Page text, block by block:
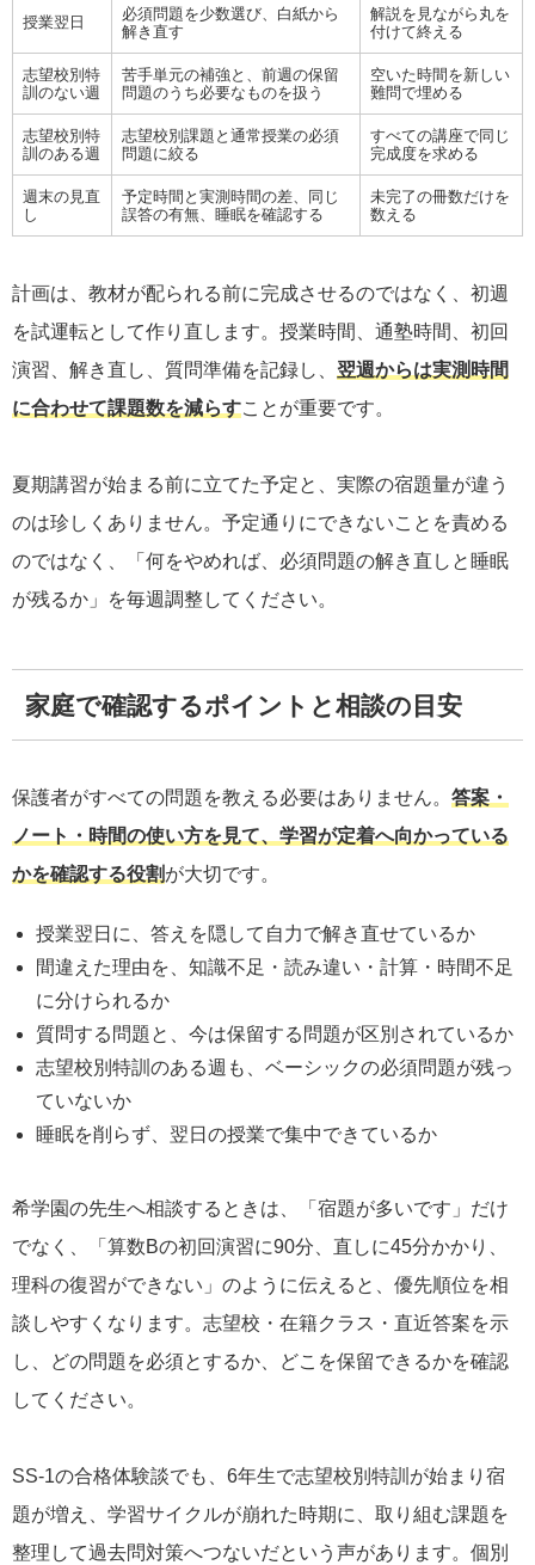
授業翌日
必須問題を少数選び、白紙から
解き直す
解説を見ながら丸を
付けて終える
志望校別特
訓のない週
苦手単元の補強と、前週の保留
問題のうち必要なものを扱う
空いた時間を新しい
難問で埋める
志望校別特
訓のある週
志望校別課題と通常授業の必須
問題に絞る
すべての講座で同じ
完成度を求める
週末の見直
し
予定時間と実測時間の差、同じ
誤答の有無、睡眠を確認する
未完了の冊数だけを
数える
計画は、教材が配られる前に完成させるのではなく、初週
を試運転として作り直します。授業時間、通塾時間、初回
演習、解き直し、質問準備を記録し、 翌週からは実測時間
に合わせて課題数を減らすことが重要です。
夏期講習が始まる前に立てた予定と、実際の宿題量が違う
のは珍しくありません。予定通りにできないことを責める
のではなく、「何をやめれば、必須問題の解き直しと睡眠
が残るか」を毎週調整してください。
家庭で確認するポイントと相談の目安
保護者がすべての問題を教える必要はありません。 答案・
ノート・時間の使い方を見て、学習が定着へ向かっている
かを確認する役割が大切です。
授業翌日に、答えを隠して自力で解き直せているか
間違えた理由を、知識不足・読み違い・計算・時間不足
に分けられるか
質問する問題と、今は保留する問題が区別されているか
志望校別特訓のある週も、ベーシックの必須問題が残っ
ていないか
睡眠を削らず、翌日の授業で集中できているか
希学園の先生へ相談するときは、「宿題が多いです」だけ
でなく、「算数Bの初回演習に90分、直しに45分かかり、
理科の復習ができない」のように伝えると、優先順位を相
談しやすくなります。志望校・在籍クラス・直近答案を示
し、どの問題を必須とするか、どこを保留できるかを確認
してください。
SS-1の合格体験談でも、6年生で志望校別特訓が始まり宿
題が増え、学習サイクルが崩れた時期に、取り組む課題を
整理して過去問対策へつないだという声があります。個別